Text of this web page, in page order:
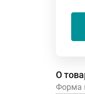
О
Форма